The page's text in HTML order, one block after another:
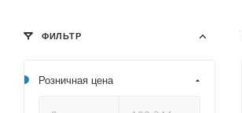
ФИЛЬТР
Розничная цена